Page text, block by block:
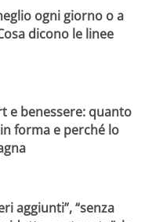
ogni giorno o a
dicono le linee
e benessere: quanto
forma e perché lo
aggiunti”, “senza